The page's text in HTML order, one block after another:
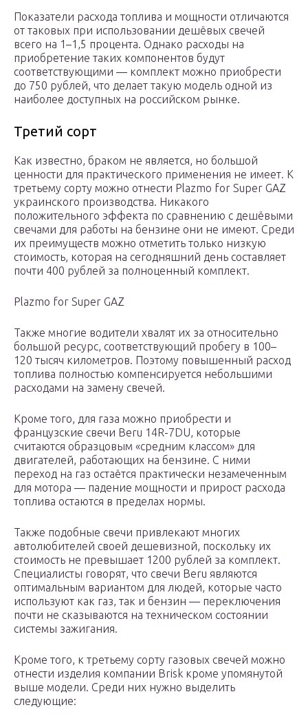
Показатели расхода топлива и мощности отличаются
от таковых при использовании дешёвых свечей
всего на 1–1,5 процента. Однако расходы на
приобретение таких компонентов будут
соответствующими — комплект можно приобрести
до 750 рублей, что делает такую модель одной из
наиболее доступных на российском рынке.
Третий сорт
Как известно, браком не является, но большой
ценности для практического применения не имеет. К
третьему сорту можно отнести Plazmo for Super GAZ
украинского производства. Никакого
положительного эффекта по сравнению с дешёвыми
свечами для работы на бензине они не имеют. Среди
их преимуществ можно отметить только низкую
стоимость, которая на сегодняшний день составляет
почти 400 рублей за полноценный комплект.
Plazmo for Super GAZ
Также многие водители хвалят их за относительно
большой ресурс, соответствующий пробегу в 100–
120 тысяч километров. Поэтому повышенный расход
топлива полностью компенсируется небольшими
расходами на замену свечей.
Кроме того, для газа можно приобрести и
французские свечи Beru 14R-7DU, которые
считаются образцовым «средним классом» для
двигателей, работающих на бензине. С ними
переход на газ остаётся практически незамеченным
для мотора — падение мощности и прирост расхода
топлива остаются в пределах нормы.
Также подобные свечи привлекают многих
автолюбителей своей дешевизной, поскольку их
стоимость не превышает 1200 рублей за комплект.
Специалисты говорят, что свечи Beru являются
оптимальным вариантом для людей, которые часто
используют как газ, так и бензин — переключения
почти не сказываются на техническом состоянии
системы зажигания.
Кроме того, к третьему сорту газовых свечей можно
отнести изделия компании Brisk кроме упомянутой
выше модели. Среди них нужно выделить
следующие: